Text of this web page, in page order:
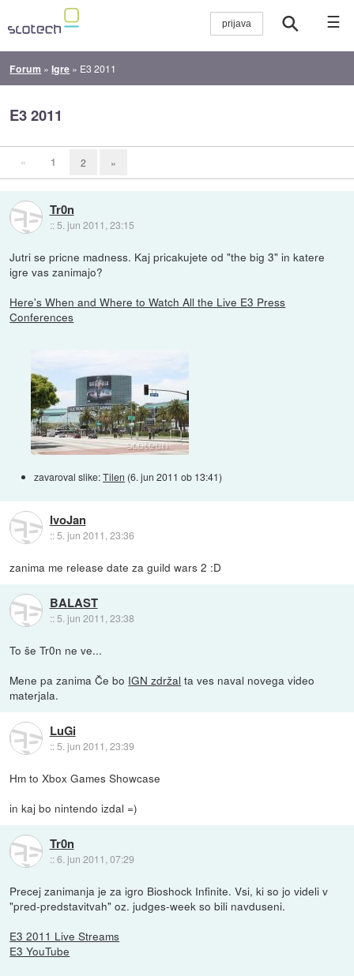
☰
Forum »Igre » E3 2011
E3 2011
« 1 2 »
Tr0n
:: 5. jun 2011, 23:15
Jutri se pricne madness. Kaj pricakujete od "the big 3" in katere
igre vas zanimajo?
Here's When and Where to Watch All the Live E3 Press
Conferences
zavaroval slike:Tilen (6. jun 2011 ob 13:41)
IvoJan
::5. jun 2011, 23:36
zanima me release date za guild wars 2 :D
BALAST
:: 5. jun 2011, 23:38
To še Tr0n ne ve...
Mene pa zanima Če bo IGN zdržal ta ves naval novega video
materjala.
LuGi
::5. jun 2011, 23:39
Hm to Xbox Games Showcase
in kaj bo nintendo izdal =)
Tr0n
::6. jun 2011, 07:29
Precej zanimanja je za igro Bioshock Infinite. Vsi, ki so jo videli v
"pred-predstavitvah" oz. judges-week so bili navduseni.
E3 2011 Live Streams
E3 YouTube